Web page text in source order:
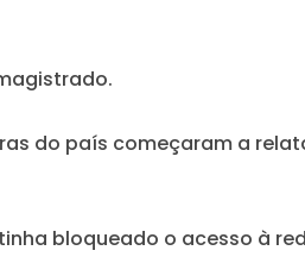
do país começaram a
bloqueado o acesso à